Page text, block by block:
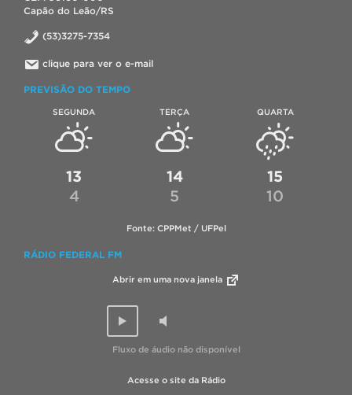
Capão do Leão/RS
(53)3275-7354
clique para ver o e-mail
PREVISÃO DO TEMPO
SEGUNDA
13
4
TERÇA
14
5
QUARTA
15
10
Fonte: CPPMet / UFPel
RÁDIO FEDERAL FM
Abrir em uma nova janela
Fluxo de áudio não disponível
Acesse o site da Rádio